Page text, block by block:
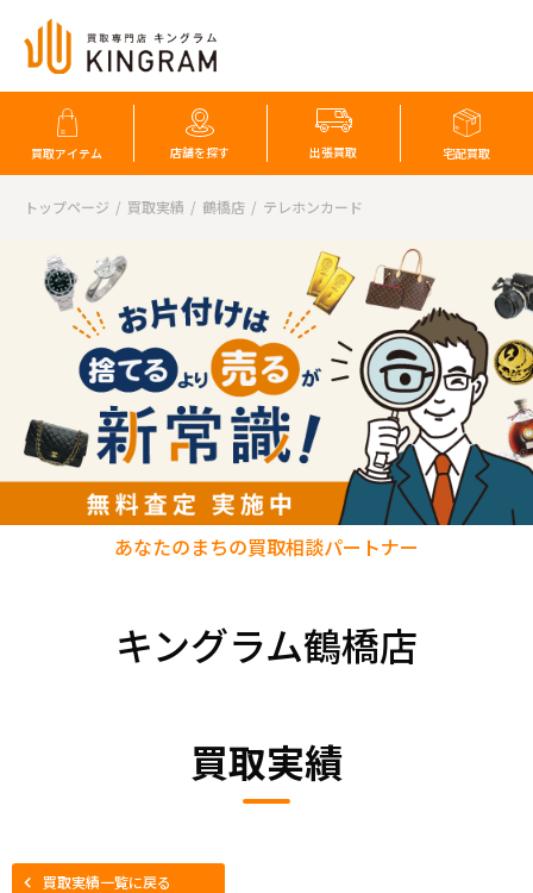
買取アイテム 店舗を探す 出張買取 宅配買取
トップページ 買取実績 鶴橋店 テレホンカード
キングラム鶴橋店
あなたのまちの買取相談パートナー
買取実績
買取実績一覧に戻る